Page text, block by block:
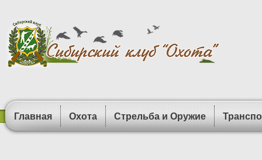
Главная Охота Стрельба и Оружие